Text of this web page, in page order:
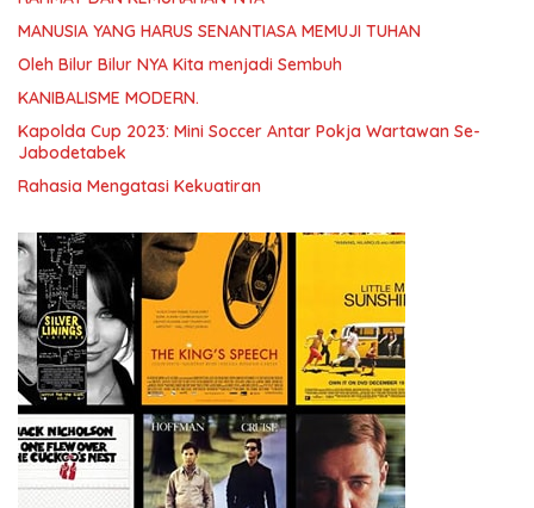
MANUSIA YANG HARUS SENANTIASA MEMUJI TUHAN
Oleh Bilur Bilur NYA Kita menjadi Sembuh
KANIBALISME MODERN.
Kapolda Cup 2023: Mini Soccer Antar Pokja Wartawan Se-
Jabodetabek
Rahasia Mengatasi Kekuatiran